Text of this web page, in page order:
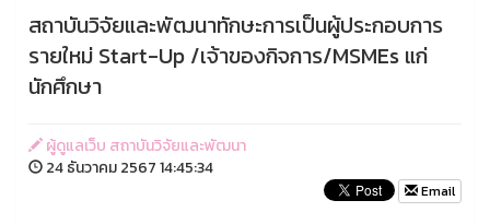
สถาบันวิจัยและพัฒนาทักษะการเป็นผู้ประกอบการ
รายใหม่ Start-Up /เจ้าของกิจการ/MSMEs แก่
นักศึกษา
ผู้ดูแลเว็บ สถาบันวิจัยและพัฒนา
24 ธันวาคม 2567 14:45:34
Email